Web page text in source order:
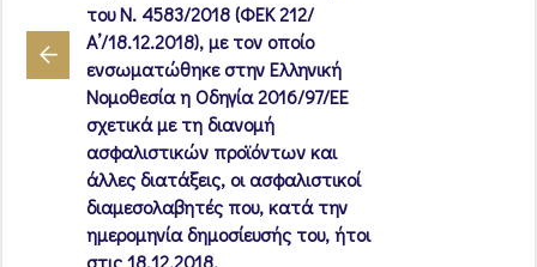
του Ν. 4583/2018 (ΦΕΚ 212/
Α’/18.12.2018), με τον οποίο
ενσωματώθηκε στην Ελληνική
Νομοθεσία η Οδηγία 2016/97/ΕΕ
σχετικά με τη διανομή
ασφαλιστικών προϊόντων και
άλλες διατάξεις, οι ασφαλιστικοί
διαμεσολαβητές που, κατά την
ημερομηνία δημοσίευσής του, ήτοι
στις 18.12.2018,